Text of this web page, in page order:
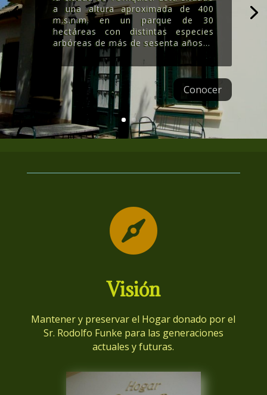
a una altura aproximada de 400
m.s.n.m. en un parque de 30
hectáreas con distintas especies
arbóreas de más de sesenta años...
Conocer

Visión
Mantener y preservar el Hogar donado por el
Sr. Rodolfo Funke para las generaciones
actuales y futuras.